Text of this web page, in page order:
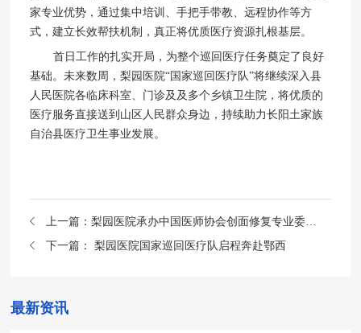
家专业优势，通过集中培训、手把手带教、远程协作等方
式，建立长效帮扶机制，真正将优质医疗资源扎根基层。
首日工作的扎实开局，为整个巡回医疗任务奠定了良好
基础。未来数周，梨园医院“国家巡回医疗队”将继续深入县
人民医院各临床科室、门诊及及多个乡镇卫生院，将优质的
医疗服务直接送到山区人民群众身边，持续助力长阳土家族
自治县医疗卫生事业发展。
上一篇：
梨园医院国家巡回医疗队启程奔赴鄂西
下一篇：
最新资讯